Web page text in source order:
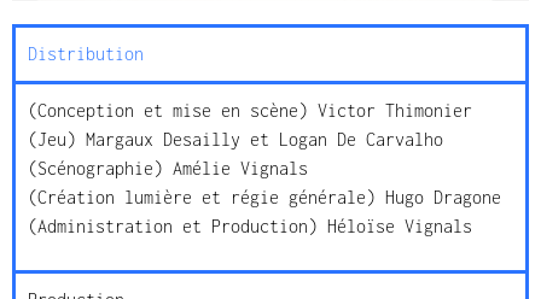
Distribution
(Conception et mise en scène) Victor Thimonier
(Jeu) Margaux Desailly et Logan De Carvalho
(Scénographie) Amélie Vignals
(Création lumière et régie générale) Hugo Dragone
(Administration et Production) Héloïse Vignals